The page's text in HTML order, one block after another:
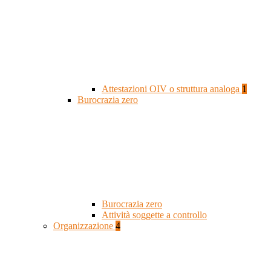
Attestazioni OIV o struttura analoga 1
Burocrazia zero
Burocrazia zero
Attività soggette a controllo
Organizzazione 4